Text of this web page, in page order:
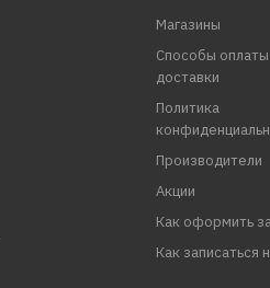
Магазины
Способы оплаты
доставки
Политика
Производители
Акции
Как оформить
Как записаться